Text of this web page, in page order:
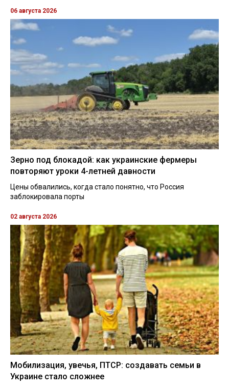
06 августа 2026
Зерно под блокадой: как украинские фермеры
повторяют уроки 4-летней давности
Цены обвалились, когда стало понятно, что Россия
заблокировала порты
02 августа 2026
Мобилизация, увечья, ПТСР: создавать семьи в
Украине стало сложнее